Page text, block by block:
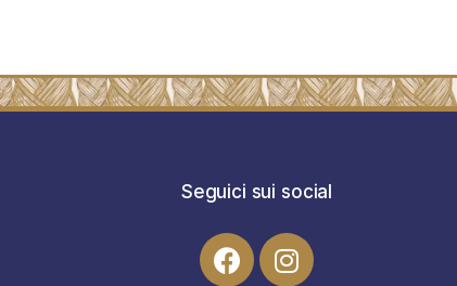
Seguici sui social